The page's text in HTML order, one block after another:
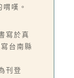
嘆。
寫於真
台南縣
刊登